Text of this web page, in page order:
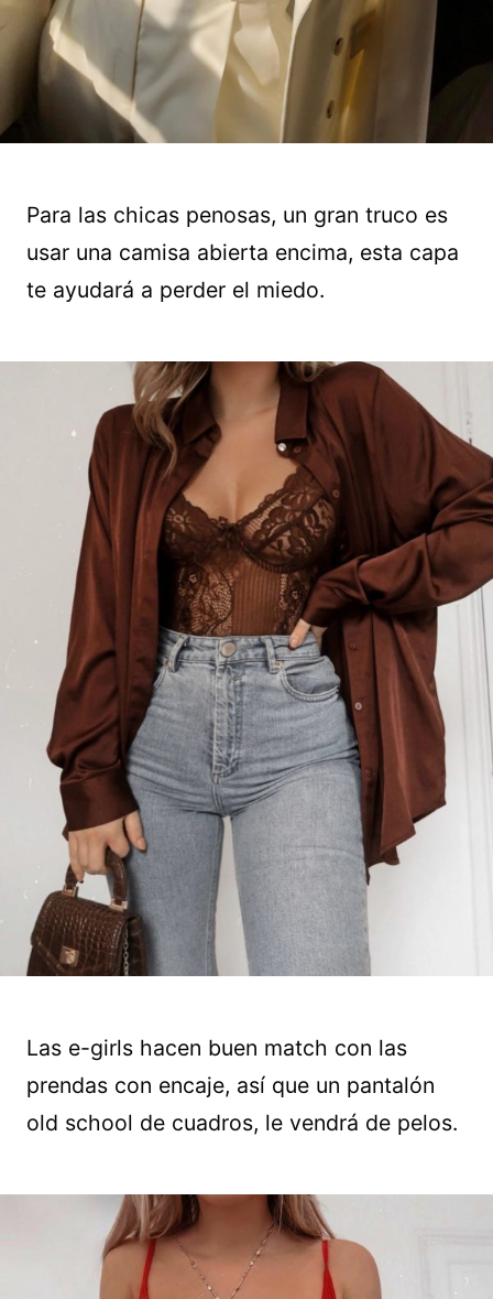
Para las chicas penosas, un gran truco es
usar una camisa abierta encima, esta capa
te ayudará a perder el miedo.
Las e-girls hacen buen match con las
prendas con encaje, así que un pantalón
old school de cuadros, le vendrá de pelos.